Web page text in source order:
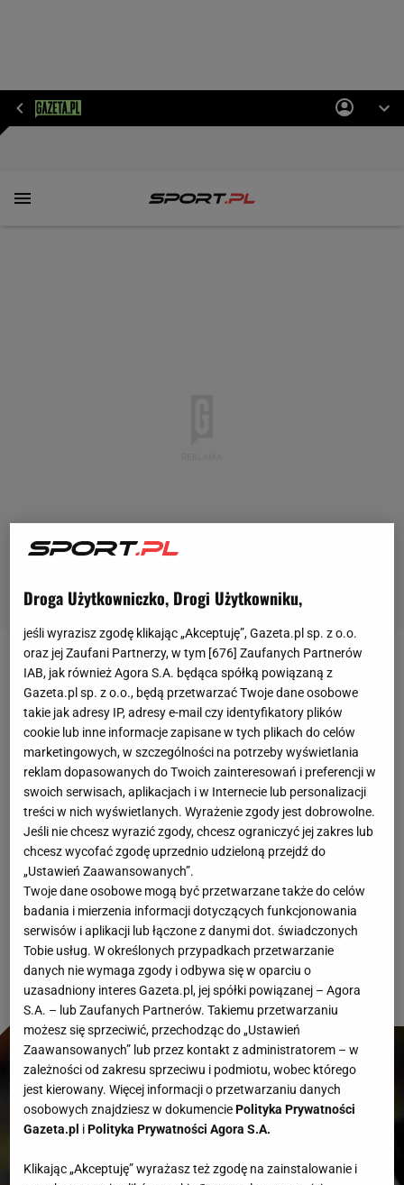
Piłka nożna Liga Mistrzów Liga Mistrzów Piłka nożna Wielki mecz
Wielki mecz Barcelony. Dwa gole
Lewandowskiego [ZAPIS RELACJI]
Paweł Matys
1 października 2024, 20:34
Witamy Państwa bardzo serdecznie i zapraszamy
do relacji na żywo z meczu FC Barcelona - SBC
Young Boys. Będziemy też informować o
najważniejszych historiach z pozostałych spotkań
LM.
Droga Użytkowniczko, Drogi Użytkowniku,
jeśli wyrazisz zgodę klikając „Akceptuję”, Gazeta.pl sp. z o.o.
oraz jej Zaufani Partnerzy, w tym [676] Zaufanych Partnerów
IAB, jak również Agora S.A. będąca spółką powiązaną z
Gazeta.pl sp. z o.o., będą przetwarzać Twoje dane osobowe
takie jak adresy IP, adresy e-mail czy identyfikatory plików
cookie lub inne informacje zapisane w tych plikach do celów
marketingowych, w szczególności na potrzeby wyświetlania
reklam dopasowanych do Twoich zainteresowań i preferencji w
swoich serwisach, aplikacjach i w Internecie lub personalizacji
treści w nich wyświetlanych. Wyrażenie zgody jest dobrowolne.
Jeśli nie chcesz wyrazić zgody, chcesz ograniczyć jej zakres lub
chcesz wycofać zgodę uprzednio udzieloną przejdź do
„Ustawień Zaawansowanych”.
Twoje dane osobowe mogą być przetwarzane także do celów
badania i mierzenia informacji dotyczących funkcjonowania
serwisów i aplikacji lub łączone z danymi dot. świadczonych
Tobie usług. W określonych przypadkach przetwarzanie
danych nie wymaga zgody i odbywa się w oparciu o
uzasadniony interes Gazeta.pl, jej spółki powiązanej – Agora
S.A. – lub Zaufanych Partnerów. Takiemu przetwarzaniu
możesz się sprzeciwić, przechodząc do „Ustawień
Zaawansowanych” lub przez kontakt z administratorem – w
zależności od zakresu sprzeciwu i podmiotu, wobec którego
jest kierowany. Więcej informacji o przetwarzaniu danych
osobowych znajdziesz w dokumenciePolityka Prywatności
Gazeta.pl iPolityka Prywatności Agora S.A.
Klikając „Akceptuję” wyrażasz też zgodę na zainstalowanie i